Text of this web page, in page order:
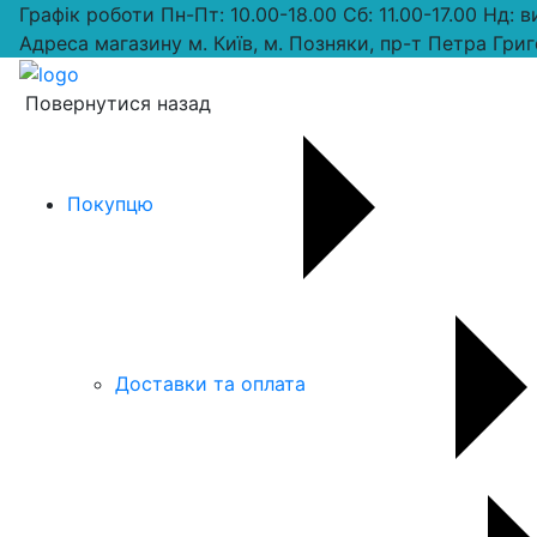
Графік роботи Пн-Пт: 10.00-18.00 Сб: 11.00-17.00 Нд:
Адреса магазину м. Київ, м. Позняки, пр-т Петра
Повернутися назад
Покупцю
Доставки та оплата